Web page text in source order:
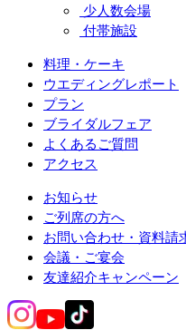
少人数会場
付帯施設
料理・ケーキ
ウエディングレポート
プラン
ブライダルフェア
よくあるご質問
アクセス
お知らせ
ご列席の方へ
お問い合わせ・資料請
会議・ご宴会
友達紹介キャンペーン